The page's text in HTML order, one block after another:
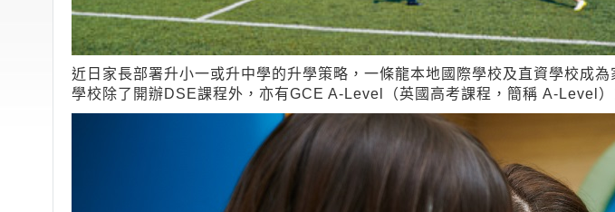
近日家長部署升小一或升中學的升學策略，一條龍本地國際學校及直資學校成
學校除了開辦DSE課程外，亦有GCE A-Level（英國高考課程，簡稱 A-Level